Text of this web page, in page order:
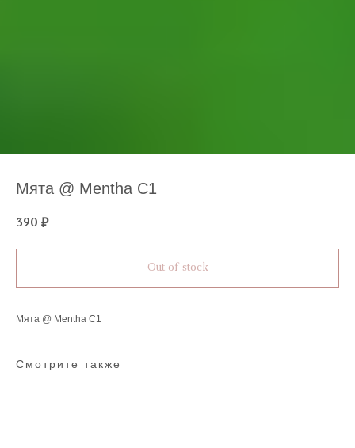
Мята @ Mentha C1
390 ₽
Out of stock
Мята @ Mentha C1
Смотрите также